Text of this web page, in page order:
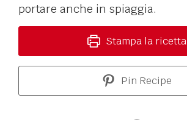
portare anche in spiaggia.
Stampa la ricetta
Pin Recipe